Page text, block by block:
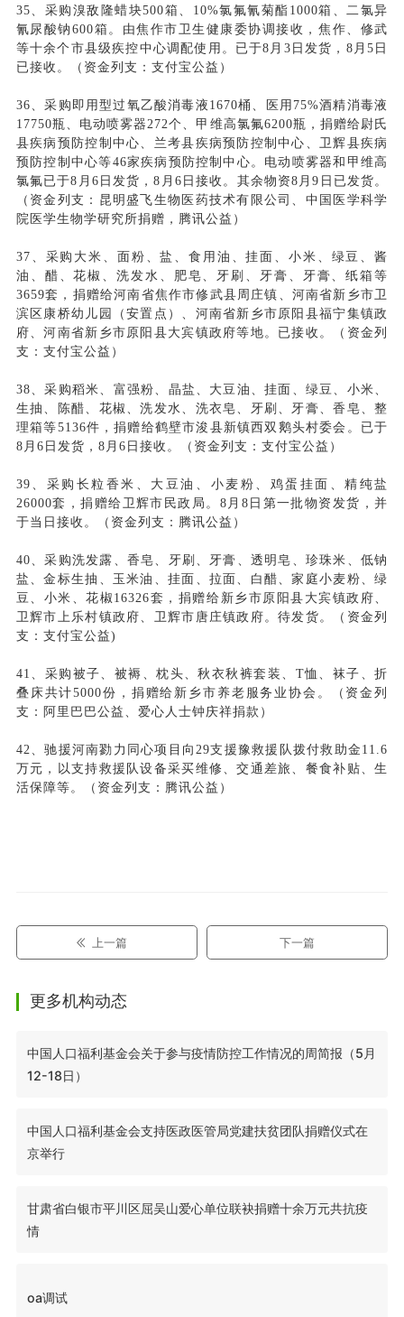
35、采购溴敌隆蜡块500箱、10%氯氟氰菊酯1000箱、二氯异
氰尿酸钠600箱。由焦作市卫生健康委协调接收，焦作、修武
等十余个市县级疾控中心调配使用。已于8月3日发货，8月5日
已接收。（资金列支：支付宝公益）
36、采购即用型过氧乙酸消毒液1670桶、医用75%酒精消毒液
17750瓶、电动喷雾器272个、甲维高氯氟6200瓶，捐赠给尉氏
县疾病预防控制中心、兰考县疾病预防控制中心、卫辉县疾病
预防控制中心等46家疾病预防控制中心。电动喷雾器和甲维高
氯氟已于8月6日发货，8月6日接收。其余物资8月9日已发货。
（资金列支：昆明盛飞生物医药技术有限公司、中国医学科学
院医学生物学研究所捐赠，腾讯公益）
37、采购大米、面粉、盐、食用油、挂面、小米、绿豆、酱
油、醋、花椒、洗发水、肥皂、牙刷、牙膏、牙膏、纸箱等
3659套，捐赠给河南省焦作市修武县周庄镇、河南省新乡市卫
滨区康桥幼儿园（安置点）、河南省新乡市原阳县福宁集镇政
府、河南省新乡市原阳县大宾镇政府等地。已接收。（资金列
支：支付宝公益）
38、采购稻米、富强粉、晶盐、大豆油、挂面、绿豆、小米、
生抽、陈醋、花椒、洗发水、洗衣皂、牙刷、牙膏、香皂、整
理箱等5136件，捐赠给鹤壁市浚县新镇西双鹅头村委会。已于
8月6日发货，8月6日接收。（资金列支：支付宝公益）
39、采购长粒香米、大豆油、小麦粉、鸡蛋挂面、精纯盐
26000套，捐赠给卫辉市民政局。8月8日第一批物资发货，并
于当日接收。（资金列支：腾讯公益）
40、采购洗发露、香皂、牙刷、牙膏、透明皂、珍珠米、低钠
盐、金标生抽、玉米油、挂面、拉面、白醋、家庭小麦粉、绿
豆、小米、花椒16326套，捐赠给新乡市原阳县大宾镇政府、
卫辉市上乐村镇政府、卫辉市唐庄镇政府。待发货。（资金列
支：支付宝公益)
41、采购被子、被褥、枕头、秋衣秋裤套装、T恤、袜子、折
叠床共计5000份，捐赠给新乡市养老服务业协会。（资金列
支：阿里巴巴公益、爱心人士钟庆祥捐款）
42、驰援河南勠力同心项目向29支援豫救援队拨付救助金11.6
万元，以支持救援队设备采买维修、交通差旅、餐食补贴、生
活保障等。（资金列支：腾讯公益）
上一篇 下一篇
更多机构动态
中国人口福利基金会关于参与疫情防控工作情况的周简报（5月
12-18日）
中国人口福利基金会支持医政医管局党建扶贫团队捐赠仪式在
京举行
甘肃省白银市平川区屈吴山爱心单位联袂捐赠十余万元共抗疫
情
oa调试